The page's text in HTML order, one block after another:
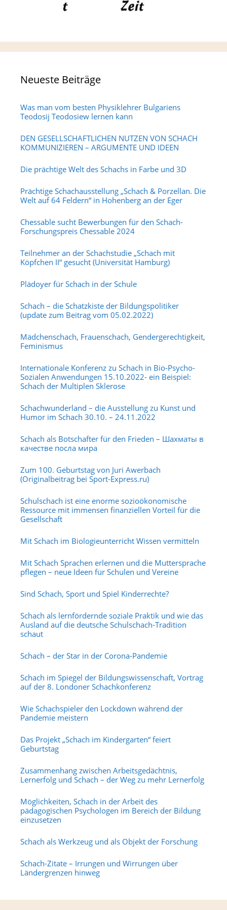
Neueste Beiträge
Was man vom besten Physiklehrer Bulgariens
Teodosij Teodosiew lernen kann
DEN GESELLSCHAFTLICHEN NUTZEN VON SCHACH
KOMMUNIZIEREN – ARGUMENTE UND IDEEN
Die prächtige Welt des Schachs in Farbe und 3D
Prächtige Schachausstellung „Schach & Porzellan. Die
Welt auf 64 Feldern“ in Hohenberg an der Eger
Chessable sucht Bewerbungen für den Schach-
Forschungspreis Chessable 2024
Teilnehmer an der Schachstudie „Schach mit
Köpfchen II“ gesucht (Universität Hamburg)
Plädoyer für Schach in der Schule
Schach – die Schatzkiste der Bildungspolitiker
(update zum Beitrag vom 05.02.2022)
Mädchenschach, Frauenschach, Gendergerechtigkeit,
Feminismus
Internationale Konferenz zu Schach in Bio-Psycho-
Sozialen Anwendungen 15.10.2022- ein Beispiel:
Schach der Multiplen Sklerose
Schachwunderland – die Ausstellung zu Kunst und
Humor im Schach 30.10. – 24.11.2022
Schach als Botschafter für den Frieden – Шахматы в
качестве посла мира
Zum 100. Geburtstag von Juri Awerbach
(Originalbeitrag bei Sport-Express.ru)
Schulschach ist eine enorme sozioökonomische
Ressource mit immensen finanziellen Vorteil für die
Gesellschaft
Mit Schach im Biologieunterricht Wissen vermitteln
Mit Schach Sprachen erlernen und die Muttersprache
pflegen – neue Ideen für Schulen und Vereine
Sind Schach, Sport und Spiel Kinderrechte?
Schach als lernfördernde soziale Praktik und wie das
Ausland auf die deutsche Schulschach-Tradition
schaut
Schach – der Star in der Corona-Pandemie
Schach im Spiegel der Bildungswissenschaft, Vortrag
auf der 8. Londoner Schachkonferenz
Wie Schachspieler den Lockdown während der
Pandemie meistern
Das Projekt „Schach im Kindergarten“ feiert
Geburtstag
Zusammenhang zwischen Arbeitsgedächtnis,
Lernerfolg und Schach – der Weg zu mehr Lernerfolg
Möglichkeiten, Schach in der Arbeit des
pädagogischen Psychologen im Bereich der Bildung
einzusetzen
Schach als Werkzeug und als Objekt der Forschung
Schach-Zitate – Irrungen und Wirrungen über
Ländergrenzen hinweg